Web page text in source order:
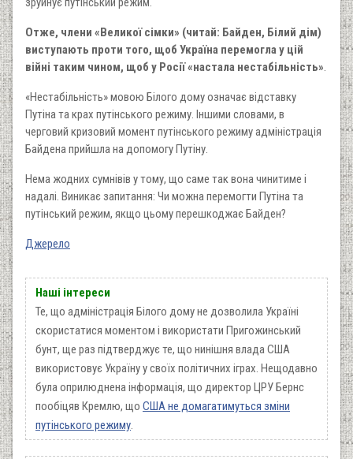
Отже, члени «Великої сімки» (читай: Байден, Білий дім)
виступають проти того, щоб Україна перемогла у цій
війні таким чином, щоб у Росії «настала нестабільність».
«Нестабільність» мовою Білого дому означає відставку
Путіна та крах путінського режиму. Іншими словами, в
черговий кризовий момент путінського режиму адміністрація
Байдена прийшла на допомогу Путіну.
Нема жодних сумнівів у тому, що саме так вона чинитиме і
надалі. Виникає запитання: Чи можна перемогти Путіна та
путінський режим, якщо цьому перешкоджає Байден?
Джерело
Наші інтереси
Те, що адміністрація Білого дому не дозволила Україні
скористатися моментом і використати Пригожинський
бунт, ще раз підтверджує те, що нинішня влада США
використовує Україну у своїх політичних іграх. Нещодавно
була оприлюднена інформація, що директор ЦРУ Бернс
пообіцяв Кремлю, що США не домагатимуться зміни
путінського режиму.